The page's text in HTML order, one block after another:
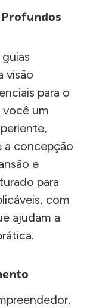
visão
para o
você um
a concepção
e
para
com
ajudam a